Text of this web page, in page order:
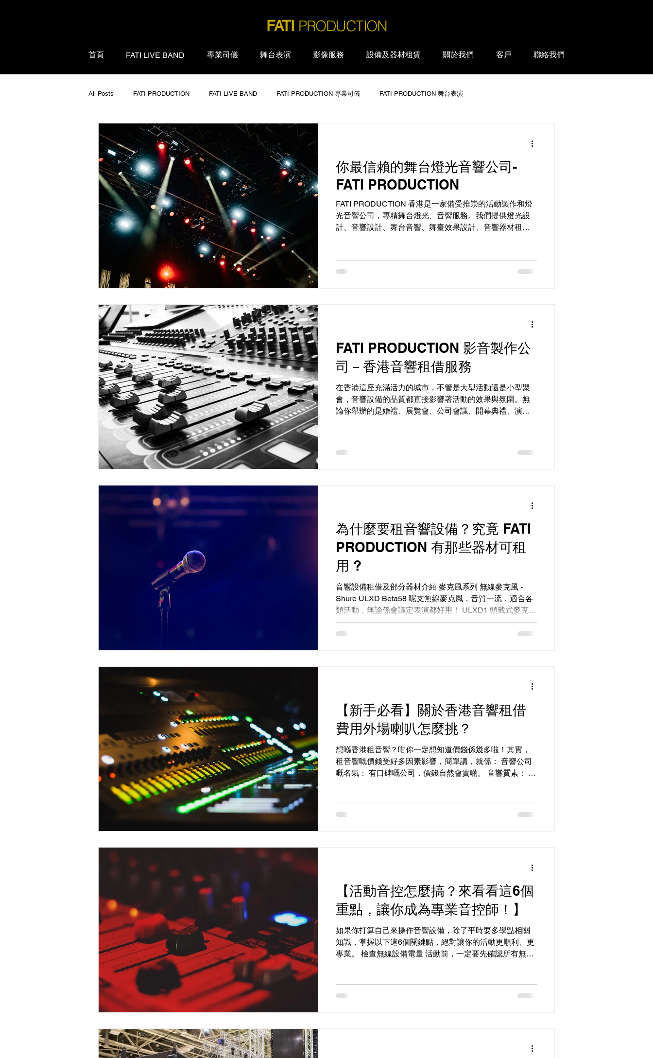
FATI PRODUCTION
首頁 FATI LIVE BAND 專業司儀 舞台表演 影像服務 設備及器材租賃 關於我們 客戶 聯絡我們
All Posts FATI PRODUCTION FATI LIVE BAND FATI PRODUCTION 專業司儀 FATI PRODUCTION 舞台表演
FATI PRODUCTION 影像服務 FATI PRODUCTION ​大型音響廣播系統
FATI PRODUCTION LED 顯示屏幕牆 FATI PRODUCTION 大型會議器材租賃 FATI PRODUCTION ​舞池地板租賃
FATI PRODUCTION 專業音樂樂器租賃
你最信賴的舞台燈光音響公司-
FATI PRODUCTION
FATI PRODUCTION 香港是一家備受推崇的活動製作和燈
光音響公司，專精舞台燈光、音響服務。我們提供燈光設
計、音響設計、舞台音響、舞臺效果設計、音響器材租借
FATI PRODUCTION 影音製作公
司－香港音響租借服務
在香港這座充滿活力的城市，不管是大型活動還是小型聚
會，音響設備的品質都直接影響著活動的效果與氛圍。無
論你舉辦的是婚禮、展覽會、公司會議、開幕典禮、演唱
為什麼要租音響設備？究竟 FATI
PRODUCTION 有那些器材可租
用 ?
音響設備租借及部分器材介紹 麥克風系列 無線麥克風 -
Shure ULXD Beta58 呢支無線麥克風，音質一流，適合各
類活動，無論係會議定表演都好用！ ULXD1 頭戴式麥克風
輕便又好用，適合需要自由活動嘅場合，音質清晰無比。
Shure SM57 / SM58 /...
【新手必看】關於香港音響租借
費用外場喇叭怎麼挑？
想喺香港租音響？咁你一定想知道價錢係幾多啦！其實，
租音響嘅價錢受好多因素影響，簡單講，就係： 音響公司
嘅名氣： 有口碑嘅公司，價錢自然會貴啲。 音響質素： 音
【活動音控怎麼搞？來看看這6個
重點，讓你成為專業音控師！】
如果你打算自己來操作音響設備，除了平時要多學點相關
知識，掌握以下這6個關鍵點，絕對讓你的活動更順利、更
專業。 檢查無線設備電量 活動前，一定要先確認所有無線